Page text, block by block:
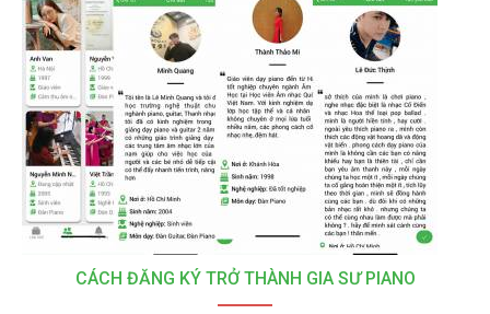
CÁCH ĐĂNG KÝ TRỞ THÀNH GIA SƯ PIANO